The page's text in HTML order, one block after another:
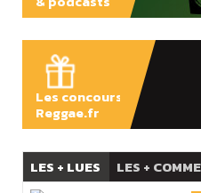
Les concours
Reggae.fr
LES + LUES LES +